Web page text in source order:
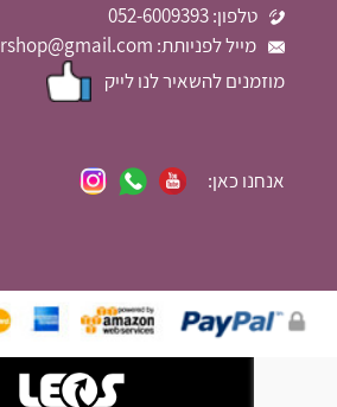
טלפון: 052-6009393
מייל לפניותת: etiflowershop@gmail.com
מוזמנים להשאיר לנו לייק
אנחנו כאן: